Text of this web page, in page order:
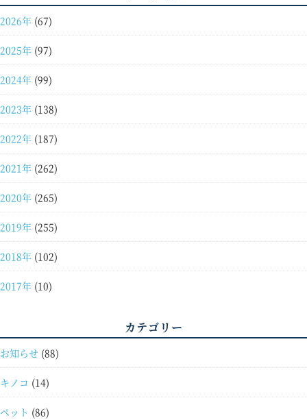
2026年 (67)
2025年 (97)
2024年 (99)
2023年 (138)
2022年 (187)
2021年 (262)
2020年 (265)
2019年 (255)
2018年 (102)
2017年 (10)
カテゴリー
お知らせ (88)
キノコ (14)
ペット (86)